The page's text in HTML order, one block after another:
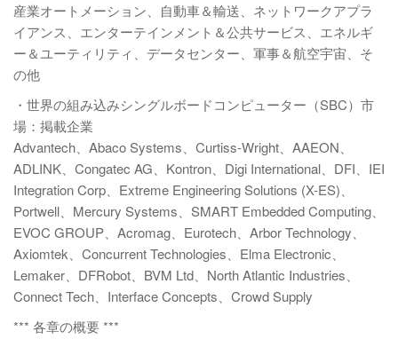
産業オートメーション、自動車＆輸送、ネットワークアプラ
イアンス、エンターテインメント＆公共サービス、エネルギ
ー＆ユーティリティ、データセンター、軍事＆航空宇宙、そ
の他
・世界の組み込みシングルボードコンピューター（SBC）市
場：掲載企業
Advantech、Abaco Systems、Curtiss-Wright、AAEON、
ADLINK、Congatec AG、Kontron、Digi International、DFI、IEI
Integration Corp、Extreme Engineering Solutions (X-ES)、
Portwell、Mercury Systems、SMART Embedded Computing、
EVOC GROUP、Acromag、Eurotech、Arbor Technology、
Axiomtek、Concurrent Technologies、Elma Electronic、
Lemaker、DFRobot、BVM Ltd、North Atlantic Industries、
Connect Tech、Interface Concepts、Crowd Supply
*** 各章の概要 ***